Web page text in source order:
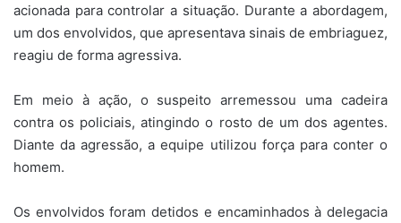
acionada para controlar a situação. Durante a abordagem,
um dos envolvidos, que apresentava sinais de embriaguez,
reagiu de forma agressiva.
Em meio à ação, o suspeito arremessou uma cadeira
contra os policiais, atingindo o rosto de um dos agentes.
Diante da agressão, a equipe utilizou força para conter o
homem.
Os envolvidos foram detidos e encaminhados à delegacia